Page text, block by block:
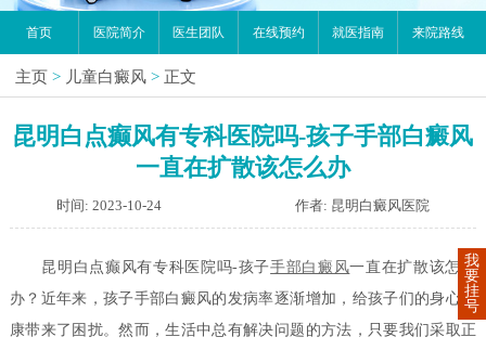
首页 医院简介 医生团队 在线预约 就医指南 来院路线
主页 > 儿童白癜风 > 正文
昆明白点癫风有专科医院吗-孩子手部白癜风
一直在扩散该怎么办
时间: 2023-10-24 作者: 昆明白癜风医院
昆明白点癫风有专科医院吗-孩子手部白癜风一直在扩散该怎么
办？近年来，孩子手部白癜风的发病率逐渐增加，给孩子们的身心健
康带来了困扰。然而，生活中总有解决问题的方法，只要我们采取正
我
要
挂
号